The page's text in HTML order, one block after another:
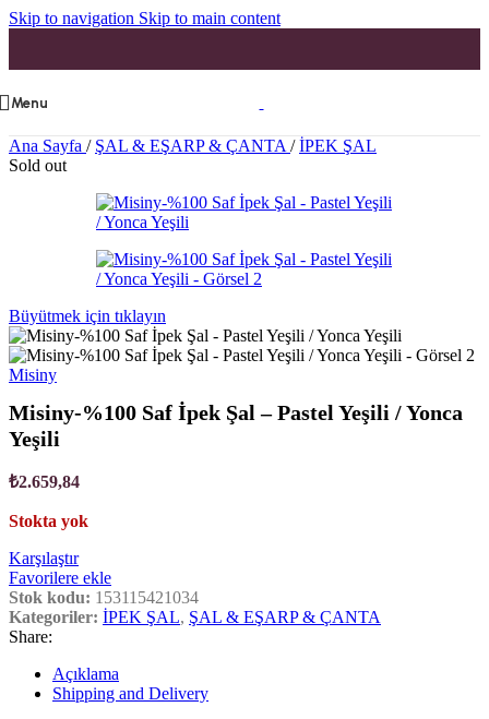
Skip to navigation Skip to main content
Menu
Ana Sayfa / ŞAL & EŞARP & ÇANTA / İPEK ŞAL
Sold out
Büyütmek için tıklayın
Misiny
Misiny-%100 Saf İpek Şal – Pastel Yeşili / Yonca
Yeşili
₺2.659,84
Stokta yok
Karşılaştır
Favorilere ekle
Stok kodu: 153115421034
Kategoriler: İPEK ŞAL, ŞAL & EŞARP & ÇANTA
Share:
Açıklama
Shipping and Delivery